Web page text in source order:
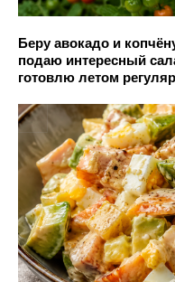
Беру авокадо и
подаю интересный
готовлю летом